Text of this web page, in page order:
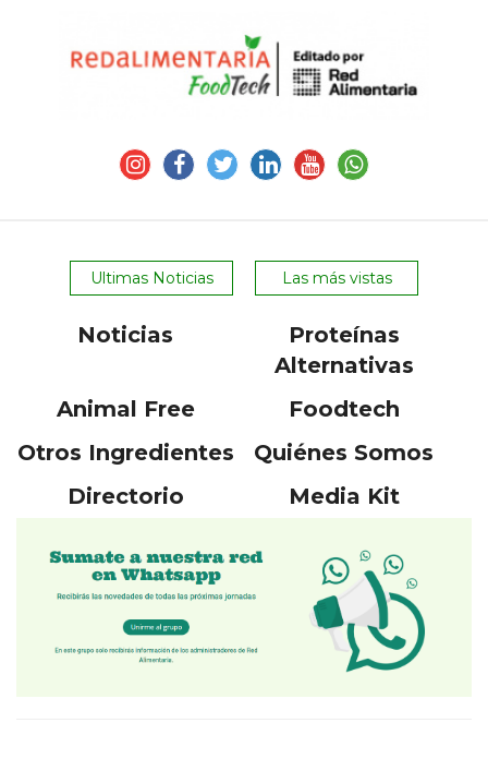
Ultimas Noticias Las más vistas
Noticias
Proteínas
Alternativas
Animal Free
Foodtech
Otros Ingredientes
Quiénes Somos
Directorio
Media Kit